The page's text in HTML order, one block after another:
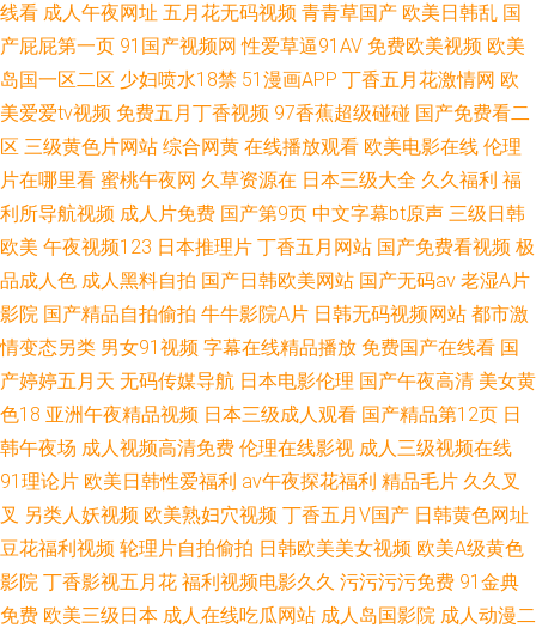
线看 成人午夜网址 五月花无码视频 青青草国产 欧美日韩乱 国
产屁屁第一页 91国产视频网 性爱草逼91AV 免费欧美视频 欧美
岛国一区二区 少妇喷水18禁 51漫画APP 丁香五月花激情网 欧
美爱爱tv视频 免费五月丁香视频 97香蕉超级碰碰 国产免费看二
区 三级黄色片网站 综合网黄 在线播放观看 欧美电影在线 伦理
片在哪里看 蜜桃午夜网 久草资源在 日本三级大全 久久福利 福
利所导航视频 成人片免费 国产第9页 中文字幕bt原声 三级日韩
欧美 午夜视频123 日本推理片 丁香五月网站 国产免费看视频 极
品成人色 成人黑料自拍 国产日韩欧美网站 国产无码av 老湿A片
影院 国产精品自拍偷拍 牛牛影院A片 日韩无码视频网站 都市激
情变态另类 男女91视频 字幕在线精品播放 免费国产在线看 国
产婷婷五月天 无码传媒导航 日本电影伦理 国产午夜高清 美女黄
色18 亚洲午夜精品视频 日本三级成人观看 国产精品第12页 日
韩午夜场 成人视频高清免费 伦理在线影视 成人三级视频在线
91理论片 欧美日韩性爱福利 av午夜探花福利 精品毛片 久久叉
叉 另类人妖视频 欧美熟妇穴视频 丁香五月V国产 日韩黄色网址
豆花福利视频 轮理片自拍偷拍 日韩欧美美女视频 欧美A级黄色
影院 丁香影视五月花 福利视频电影久久 污污污污免费 91金典
免费 欧美三级日本 成人在线吃瓜网站 成人岛国影院 成人动漫二